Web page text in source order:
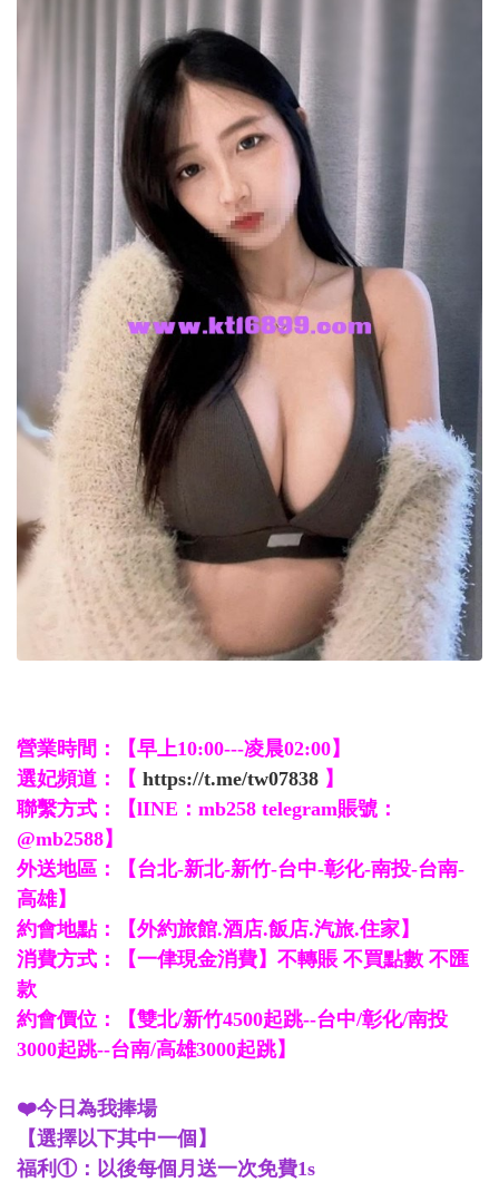
營業時間：【早上10:00---凌晨02:00】
選妃頻道：【 https://t.me/tw07838 】
聯繫方式：【lINE：mb258 telegram賬號：
@mb2588】
外送地區：【台北-新北-新竹-台中-彰化-南投-台南-
高雄】
約會地點：【外約旅館.酒店.飯店.汽旅.住家】
消費方式：【一侓現金消費】不轉賬 不買點數 不匯
款
約會價位：【雙北/新竹4500起跳--台中/彰化/南投
3000起跳--台南/高雄3000起跳】
❤️今日為我捧場
【選擇以下其中一個】
福利①：以後每個月送一次免費1s